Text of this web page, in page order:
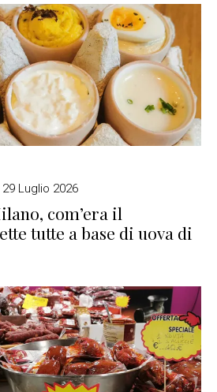
29 Luglio 2026
com’era il
tutte a base di uova di